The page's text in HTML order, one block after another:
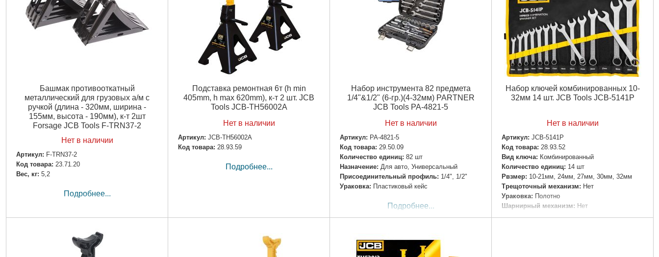
Башмак противооткатный
металлический для грузовых а/м с
ручкой (длина - 320мм, ширина -
155мм, высота - 190мм), к-т 2шт
Forsage JCB Tools F-TRN37-2
Нет в наличии
Артикул: F-TRN37-2
Код товара: 23.71.20
Вес, кг: 5,2
Подробнее...
Подставка ремонтная 6т (h min
405mm, h max 620mm), к-т 2 шт. JCB
Tools JCB-TH56002A
Нет в наличии
Артикул: JCB-TH56002A
Код товара: 28.93.59
Подробнее...
Набор инструмента 82 предмета
1/4"&1/2" (6-гр.)(4-32мм) PARTNER
JCB Tools PA-4821-5
Нет в наличии
Артикул: PA-4821-5
Код товара: 29.50.09
Количество единиц: 82 шт
Назначение: Для авто, Универсальный
Пpиcoeдинитeльный пpoфиль: 1/4", 1/2"
Ураковка: Пластиковый кейс
Подробнее...
Набор ключей комбинированных 10-
32мм 14 шт. JCB Tools JCB-5141P
Нет в наличии
Артикул: JCB-5141P
Код товара: 28.93.52
Вид ключа: Комбинированный
Количество единиц: 14 шт
Рвзмер: 10-21мм, 24мм, 27мм, 30мм, 32мм
Трещоточный механизм: Нет
Ураковка: Полотно
Шарнирный механизм: Нет